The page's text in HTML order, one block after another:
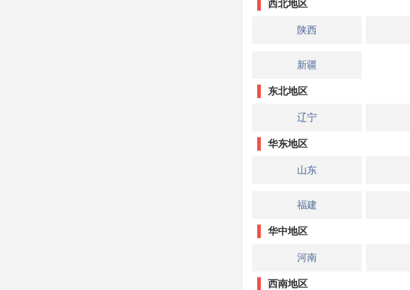
西北地区
陕西
新疆
东北地区
辽宁
华东地区
山东
福建
华中地区
河南
西南地区